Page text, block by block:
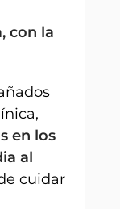
con la
en los
al
cuidar